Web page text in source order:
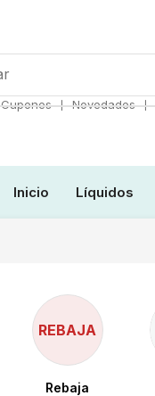
Cupones ❘ Novedades ❘
Inicio Líquidos
REBAJA
Rebaja